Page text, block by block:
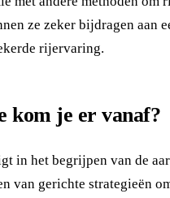
ze zeker bijdragen aan
rijervaring.
kom je er vanaf?
in het begrijpen van de
van gerichte strategieën